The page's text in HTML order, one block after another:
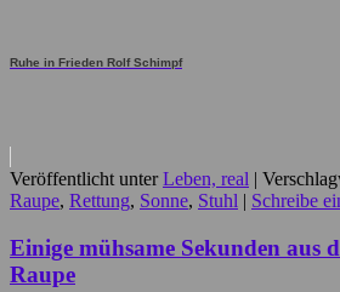
Ruhe in Frieden Rolf Schimpf
Veröffentlicht unter Leben, real |
Raupe, Rettung, Sonne, Stuhl | Schreibe
Einige mühsame Sekunden aus
Raupe